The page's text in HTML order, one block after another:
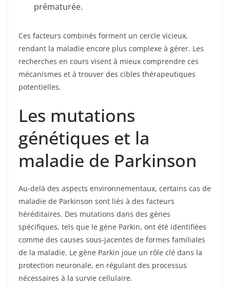
prématurée.
Ces facteurs combinés forment un cercle vicieux,
rendant la maladie encore plus complexe à gérer. Les
recherches en cours visent à mieux comprendre ces
mécanismes et à trouver des cibles thérapeutiques
potentielles.
Les mutations
génétiques et la
maladie de Parkinson
Au-delà des aspects environnementaux, certains cas de
maladie de Parkinson sont liés à des facteurs
héréditaires. Des mutations dans des gènes
spécifiques, tels que le gène Parkin, ont été identifiées
comme des causes sous-jacentes de formes familiales
de la maladie. Le gène Parkin joue un rôle clé dans la
protection neuronale, en régulant des processus
nécessaires à la survie cellulaire.